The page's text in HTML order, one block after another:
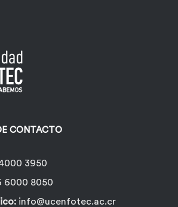
CONTACTO
3950
6000 8050
info@ucenfotec.ac.cr